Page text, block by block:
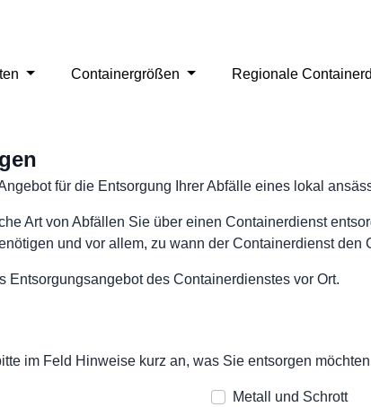
Containergrößen Regionale
für die Entsorgung Ihrer Abfälle eines lokal
Art von Abfällen Sie über einen Containerdienst
und vor allem, zu wann der Containerdienst den
des Containerdienstes vor Ort.
im Feld Hinweise kurz an, was Sie entsorgen
Metall und Schrott